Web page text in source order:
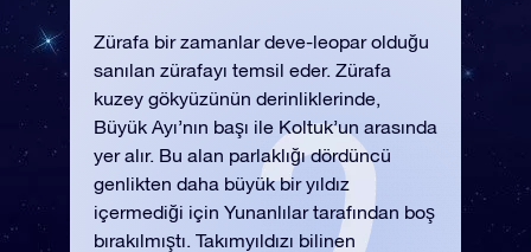
Zürafa bir zamanlar deve-leopar olduğu
sanılan zürafayı temsil eder. Zürafa
kuzey gökyüzünün derinliklerinde,
Büyük Ayı’nın başı ile Koltuk’un arasında
yer alır. Bu alan parlaklığı dördüncü
genlikten daha büyük bir yıldız
içermediği için Yunanlılar tarafından boş
bırakılmıştı. Takımyıldızı bilinen